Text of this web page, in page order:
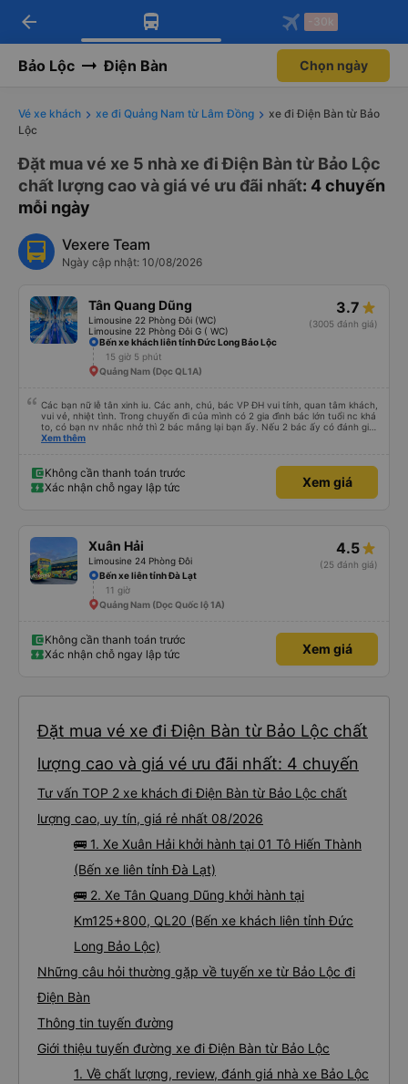
Tải app Vexere ngay!
Nhận ưu đãi thành viên độc
Mở app
Tải app Vexere
-30k/ghế khi đặt vé máy bay qua
Mở app
arrow_back -30k
Bảo Lộc Điện Bàn Chọn ngày
Vé xe khách xe đi Quảng Nam từ Lâm Đồng
xe đi Điện Bàn từ Bảo
Lộc
Đặt mua vé xe 5 nhà xe đi Điện Bàn từ Bảo Lộc
chất lượng cao và giá vé ưu đãi nhất: 4 chuyến
mỗi ngày
Vexere Team
Ngày cập nhật: 10/08/2026
Tân Quang Dũng
Limousine 22 Phòng Đôi (WC)
Limousine 22 Phòng Đôi G ( WC)
3.7
(3005 đánh giá)
Bến xe khách liên tỉnh Đức Long Bảo Lộc
15 giờ 5 phút
Quảng Nam (Dọc QL1A)
Các bạn nữ lễ tân xinh iu. Các anh, chú, bác VP ĐH vui tính, quan tâm khách,
vui vẻ, nhiệt tình. Trong chuyến đi của mình có 2 gia đình bác lớn tuổi nc khá
to, có bạn nv nhắc nhở thì 2 bác mắng lại bạn ấy. Nếu 2 bác ấy có đánh giá
xấu thì mình ngược lại nha. Bạn ấy nhắc nhở rất đúng. 2 bác nói rất to. To
bạn ấy nha. Nếu bạn ấy bị trừ thì bảo bạn ấy liên hệ sđt của mình, mình hỗ
trợ ạ. Số mình đuôi 666, chuyến ĐH-NT ngày 16/1. À các bạn nữ lễ tân xinh
iu còn đổi cho mình phòng đơn sang đôi xong còn note là (một mình) yêu
Xem thêm
Không cần thanh toán trước
Xác nhận chỗ ngay lập tức
Xem giá
Xuân Hải
Limousine 24 Phòng Đôi
4.5
(25 đánh giá)
Bến xe liên tỉnh Đà Lạt
11 giờ
Quảng Nam (Dọc Quốc lộ 1A)
Không cần thanh toán trước
Xác nhận chỗ ngay lập tức
Xem giá
Đặt mua vé xe đi Điện Bàn từ Bảo Lộc chất
lượng cao và giá vé ưu đãi nhất: 4 chuyến
Tư vấn TOP 2 xe khách đi Điện Bàn từ Bảo Lộc chất
lượng cao, uy tín, giá rẻ nhất 08/2026
🚌 1. Xe Xuân Hải khởi hành tại 01 Tô Hiến Thành
(Bến xe liên tỉnh Đà Lạt)
🚌 2. Xe Tân Quang Dũng khởi hành tại
Km125+800, QL20 (Bến xe khách liên tỉnh Đức
Long Bảo Lộc)
Những câu hỏi thường gặp về tuyến xe từ Bảo Lộc đi
Điện Bàn
Thông tin tuyến đường
Giới thiệu tuyến đường xe đi Điện Bàn từ Bảo Lộc
1. Về chất lượng, review, đánh giá nhà xe Bảo Lộc